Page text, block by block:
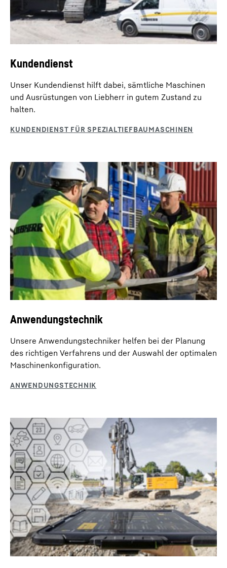
Funkfernsteuerung
Die Funkfernsteuerung erleichtert den Verladeprozess
beim Transport und den Aufbau des Gerätes.
Kellyvisualisierung
Durch die Kellyvisualisierung können die
teleskopierbaren Sektionen der Kellystange deutlich
einfacher verriegelt werden.
Nassmischen
Suspension in den Boden eingebracht.
Imlochhammerbohren
Beim Imlochhammerbohren wird an einem
Bohrgestänge am unteren Ende ein Hammer geführt,
der durch Druckluftzugabe aktiviert wird.
SOB Endlosschnecken
Kundendienst
Unser Kundendienst hilft dabei, sämtliche Maschinen
und Ausrüstungen von Liebherr in gutem Zustand zu
halten.
Anwendungstechnik
Unsere Anwendungstechniker helfen bei der Planung
des richtigen Verfahrens und der Auswahl der optimalen
Maschinenkonfiguration.